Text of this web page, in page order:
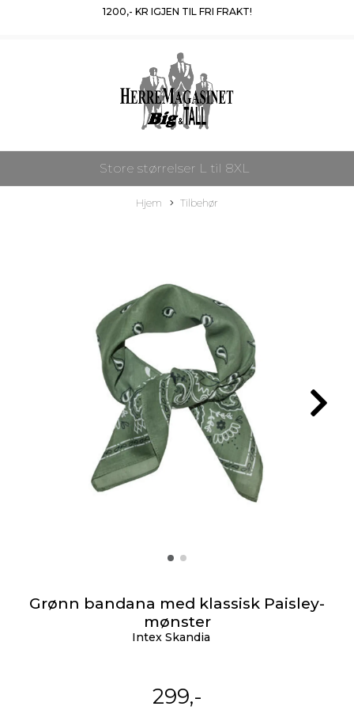
1200,- KR IGJEN TIL FRI FRAKT!
Store størrelser L til 8XL
Hjem Tilbehør
Grønn bandana med klassisk Paisley-
mønster
Intex Skandia
299,-